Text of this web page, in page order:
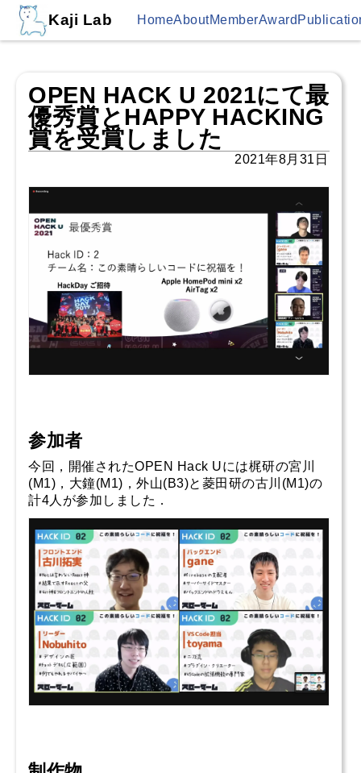
Kaji Lab HomeAboutMemberAward
OPEN HACK U 2021にて最
優秀賞とHAPPY HACKING
賞を受賞しました
2021年8月31日
参加者
今回，開催されたOPEN Hack Uには梶研の宮川
(M1)，大鐘(M1)，外山(B3)と菱田研の古川(M1)の
計4人が参加しました．